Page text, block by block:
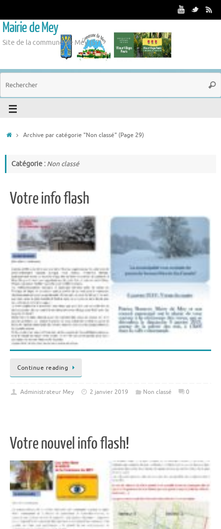
Mairie de Mey
Site de la commune de Mey (57)
Archive par catégorie "Non classé" (Page 29)
Catégorie : Non classé
Votre info flash
Continue reading
Administrateur Mey 2 janvier 2019 Non classé 0
Votre nouvel info flash!